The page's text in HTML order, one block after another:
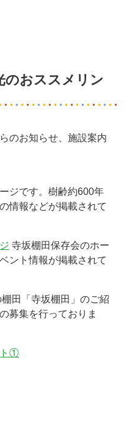
のおススメリン
のお知らせ、施設案内
ジです。樹齢約600年
情報などが掲載されて
寺坂棚田保存会のホー
ント情報が掲載されて
田「寺坂棚田」のご紹
募集を行っておりま
ト①